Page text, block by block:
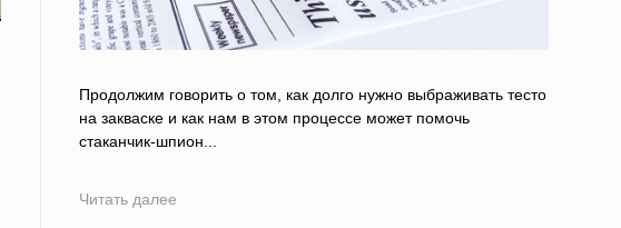
Продолжим говорить о том, как долго нужно выбраживать тесто
на закваске и как нам в этом процессе может помочь
стаканчик-шпион...
Читать далее